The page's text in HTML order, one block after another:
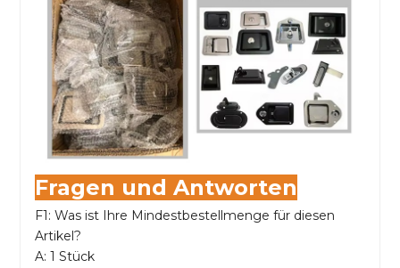
Fragen und Antworten
F1: Was ist Ihre Mindestbestellmenge für diesen
Artikel?
A: 1 Stück